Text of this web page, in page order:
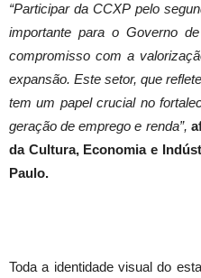
“Participar da CCXP pelo
importante para o Governo
compromisso com a
expansão. Este setor, que
tem um papel crucial no
geração de emprego e renda”,
da Cultura, Economia e
Paulo.
Toda a identidade visual do